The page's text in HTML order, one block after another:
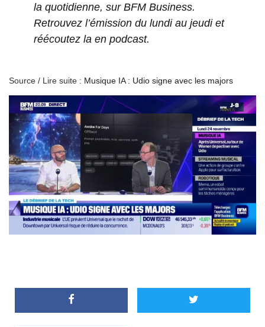
la quotidienne, sur BFM Business.
Retrouvez l’émission du lundi au jeudi et
réécoutez la en podcast.
Source / Lire suite : Musique IA : Udio signe avec les majors